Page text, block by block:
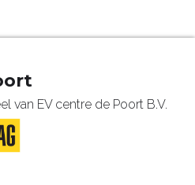
van EV centre de Poort B.V.